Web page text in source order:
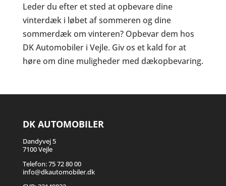
Leder du efter et sted at opbevare dine
vinterdæk i løbet af sommeren og dine
sommerdæk om vinteren? Opbevar dem hos
DK Automobiler i Vejle. Giv os et kald for at
høre om dine muligheder med dækopbevaring.
DK AUTOMOBILER
Dandyvej 5
7100 Vejle
Telefon: 75 72 80 00
info@dkautomobiler.dk